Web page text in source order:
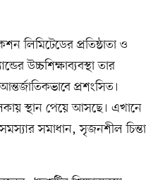
লিমিটেডের প্রতিষ্ঠাতা ও
উচ্চশিক্ষাব্যবস্থা তার
প্রশংসিত।
স্থান পেয়ে আসছে। এখানে
সমাধান, সৃজনশীল চিন্তা